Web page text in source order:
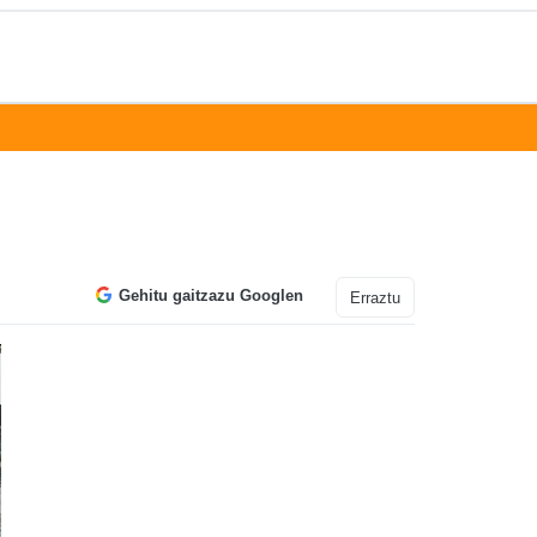
Gehitu gaitzazu Googlen Erraztu